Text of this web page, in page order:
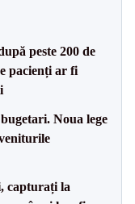
peste 200 de
pacienți ar fi
Noua lege
capturați la